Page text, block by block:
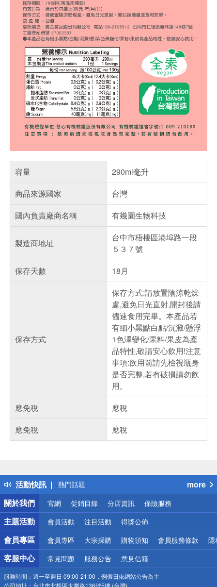
容量
290ml毫升
商品來源國家
台灣
國內負責廠商名稱
有幾園生物科技
製造商地址
台中市梧棲區港埠路一段
５３７號
保存天數
18月
保存方式
保存方式:請放置陰涼乾燥
處,避免日光直射,開封後請
儘速食用完畢。本產品若
有細小黑點白點/沉澱/懸浮
1色澤變化/果料/果皮為產
品特性,敬請安心飲用!注意
事項:飲用前請先檢視瓶身
是否完整,若有破損請勿飲
用。
應免稅
應稅
應免稅
應稅
活動快訊
得獎公告
熱門話題
銀行優惠
偏遠地區配送
詐騙網頁！請小心！
more
關於我們
官網 促銷目錄 分店資訊 保險服務
主題活動 會員活動 注目活動 得獎公佈
會員專區 會員專區 大宗採購 購物須知 會員服務條款 隱
客服中心 常見問題 服務公告 意見信箱
服務時間： 週一至週日 09:00-21:00，例假日依網站公告為主
公司地址： 台北市北投區大業路136號5樓 (台灣)